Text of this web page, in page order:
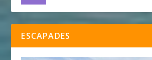
ESCAPADES